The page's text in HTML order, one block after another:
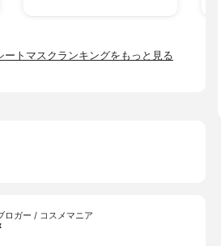
ートマスクランキングをもっと見る
ロガー / コスメマニア